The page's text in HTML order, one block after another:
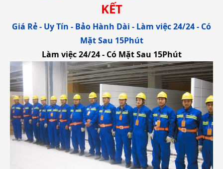
KẾT
Giá Rẻ - Uy Tín - Bảo Hành Dài - Làm việc 24/24 - Có
Mặt Sau 15Phút
Làm việc 24/24 - Có Mặt Sau 15Phút